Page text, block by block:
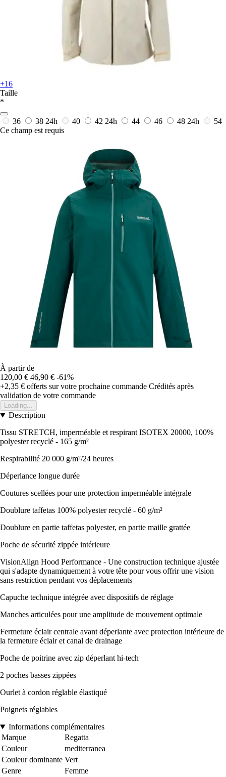
+16
Taille
*
36 38 24h 40 42 24h 44 46 48 24h
54
Ce champ est requis
À partir de
120,00 € 46,90 € -61%
+2,35 € offerts sur votre prochaine commande Crédités après
validation de votre commande
Loading...
Description
Tissu STRETCH, imperméable et respirant ISOTEX 20000, 100%
polyester recyclé - 165 g/m²
Respirabilité 20 000 g/m²/24 heures
Déperlance longue durée
Coutures scellées pour une protection imperméable intégrale
Doublure taffetas 100% polyester recyclé - 60 g/m²
Doublure en partie taffetas polyester, en partie maille grattée
Poche de sécurité zippée intérieure
VisionAlign Hood Performance - Une construction technique ajustée
qui s'adapte dynamiquement à votre tête pour vous offrir une vision
sans restriction pendant vos déplacements
Capuche technique intégrée avec dispositifs de réglage
Manches articulées pour une amplitude de mouvement optimale
Fermeture éclair centrale avant déperlante avec protection intérieure de
la fermeture éclair et canal de drainage
Poche de poitrine avec zip déperlant hi-tech
2 poches basses zippées
Ourlet à cordon réglable élastiqué
Poignets réglables
Informations complémentaires
Marque
Regatta
Couleur
mediterranea
Couleur dominante Vert
Genre
Femme